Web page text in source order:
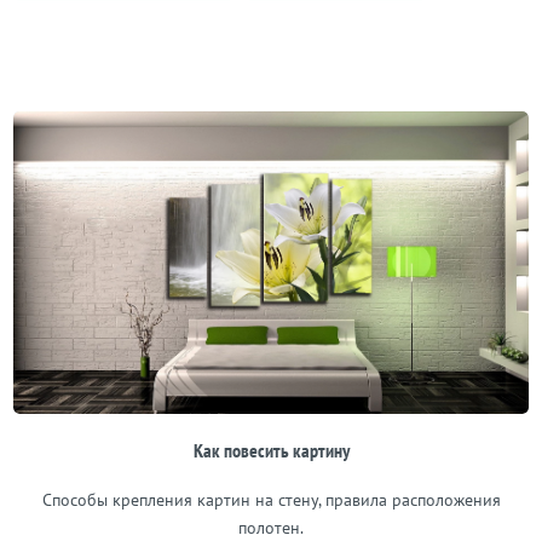
Как повесить картину
Способы крепления картин на стену, правила расположения
полотен.